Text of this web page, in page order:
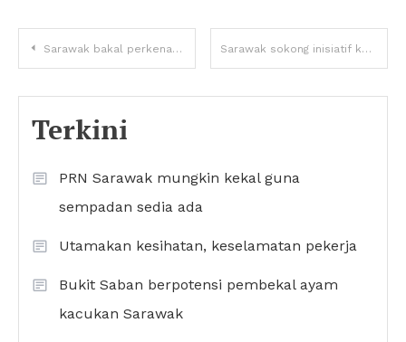
Sarawak bakal perkenal dasar perlombongan baharu menjelang 2026 Sarawak sokong inisiatif kekalkan budaya warisan, pacu pembangunan ekonomi
Terkini
PRN Sarawak mungkin kekal guna
sempadan sedia ada
Utamakan kesihatan, keselamatan pekerja
Bukit Saban berpotensi pembekal ayam
kacukan Sarawak